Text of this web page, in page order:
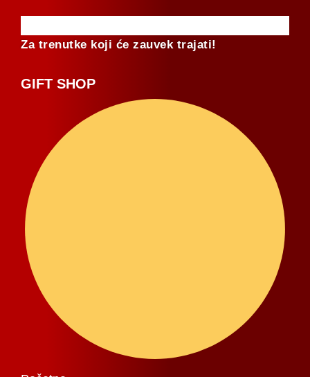
Za trenutke koji će zauvek trajati!
GIFT SHOP